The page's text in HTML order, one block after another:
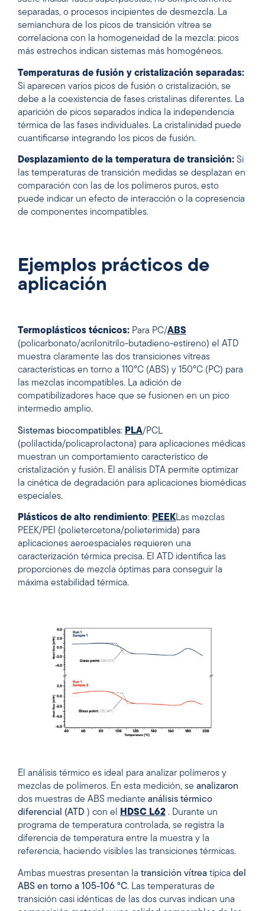
separadas, o procesos incipientes de desmezcla. La
semianchura de los picos de transición vítrea se
correlaciona con la homogeneidad de la mezcla: picos
más estrechos indican sistemas más homogéneos.
Temperaturas de fusión y cristalización separadas:
Si aparecen varios picos de fusión o cristalización, se
debe a la coexistencia de fases cristalinas diferentes. La
aparición de picos separados indica la independencia
térmica de las fases individuales. La cristalinidad puede
cuantificarse integrando los picos de fusión.
Desplazamiento de la temperatura de transición: Si
las temperaturas de transición medidas se desplazan en
comparación con las de los polímeros puros, esto
puede indicar un efecto de interacción o la copresencia
de componentes incompatibles.
Ejemplos prácticos de
aplicación
Termoplásticos técnicos: Para PC/ABS
(policarbonato/acrilonitrilo-butadieno-estireno) el ATD
muestra claramente las dos transiciones vítreas
características en torno a 110°C (ABS) y 150°C (PC) para
las mezclas incompatibles. La adición de
compatibilizadores hace que se fusionen en un pico
intermedio amplio.
Sistemas biocompatibles: PLA/PCL
(polilactida/policaprolactona) para aplicaciones médicas
muestran un comportamiento característico de
cristalización y fusión. El análisis DTA permite optimizar
la cinética de degradación para aplicaciones biomédicas
especiales.
Plásticos de alto rendimiento: PEEKLas mezclas
PEEK/PEI (polietercetona/polieterimida) para
aplicaciones aeroespaciales requieren una
caracterización térmica precisa. El ATD identifica las
proporciones de mezcla óptimas para conseguir la
máxima estabilidad térmica.
El análisis térmico es ideal para analizar polímeros y
mezclas de polímeros. En esta medición, se analizaron
dos muestras de ABS mediante análisis térmico
diferencial (ATD ) con el HDSC L62 . Durante un
programa de temperatura controlada, se registra la
diferencia de temperatura entre la muestra y la
referencia, haciendo visibles las transiciones térmicas.
Ambas muestras presentan la transición vítrea típica del
ABS en torno a 105-106 °C. Las temperaturas de
transición casi idénticas de las dos curvas indican una